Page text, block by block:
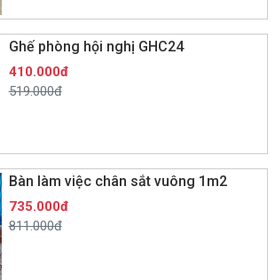
Ghế phòng hội nghị GHC24
410.000đ
519.000đ
Bàn làm việc chân sắt vuông 1m2
735.000đ
811.000đ